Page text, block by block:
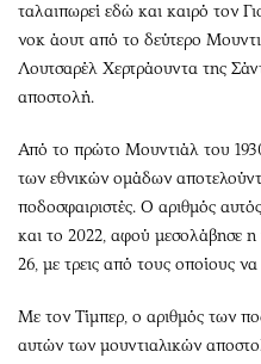
ταλαιπωρεί εδώ και καιρό τον
νοκ άουτ από το δεύτερο
Λουτσαρέλ Χερτράουντα της
αποστολή.
Από το πρώτο Μουντιάλ του
των εθνικών ομάδων
ποδοσφαιριστές. Ο αριθμός
και το 2022, αφού μεσολάβησε η
26, με τρεις από τους οποίους
Με τον Τίμπερ, ο αριθμός των
αυτών των μουντιαλικών